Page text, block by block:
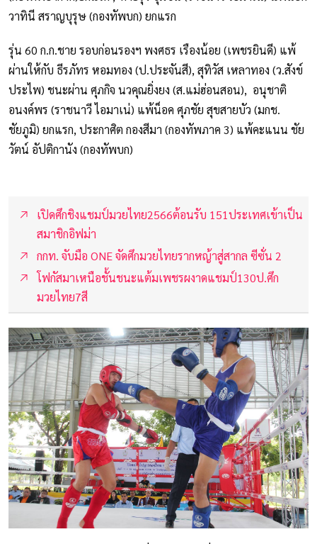
วาทินี สราญบุรุษ (กองทัพบก) ยกแรก
รุ่น 60 ก.ก.ชาย รอบก่อนรองฯ พงศธร เรืองน้อย (เพชรยินดี) แพ้
ผ่านให้กับ ธีรภัทร หอมทอง (ป.ประจันสี), สุทิวัส เหลาทอง (ว.สังข์
ประไพ) ชนะผ่าน ศุภกิจ นวคุณยิ่งยง (ส.แม่ฮ่อนสอน), อนุชาติ
อนงค์พร (ราชนาวี ไอมาเน่) แพ้น็อค ศุภชัย สุขสายบัว (มกช.
ชัยภูมิ) ยกแรก, ประกาศิต กองสีมา (กองทัพภาค 3) แพ้คะแนน ชัย
วัตน์ อัปติกานัง (กองทัพบก)
เปิดศึกชิงแชมป์มวยไทย2566ต้อนรับ 151ประเทศเข้าเป็น
สมาชิกอิฟม่า
กกท. จับมือ ONE จัดศึกมวยไทยรากหญ้าสู่สากล ซีซั่น 2
โฟกัสมาเหนือชั้นชนะแต้มเพชรผงาดแชมป์130ป.ศึก
มวยไทย7สี